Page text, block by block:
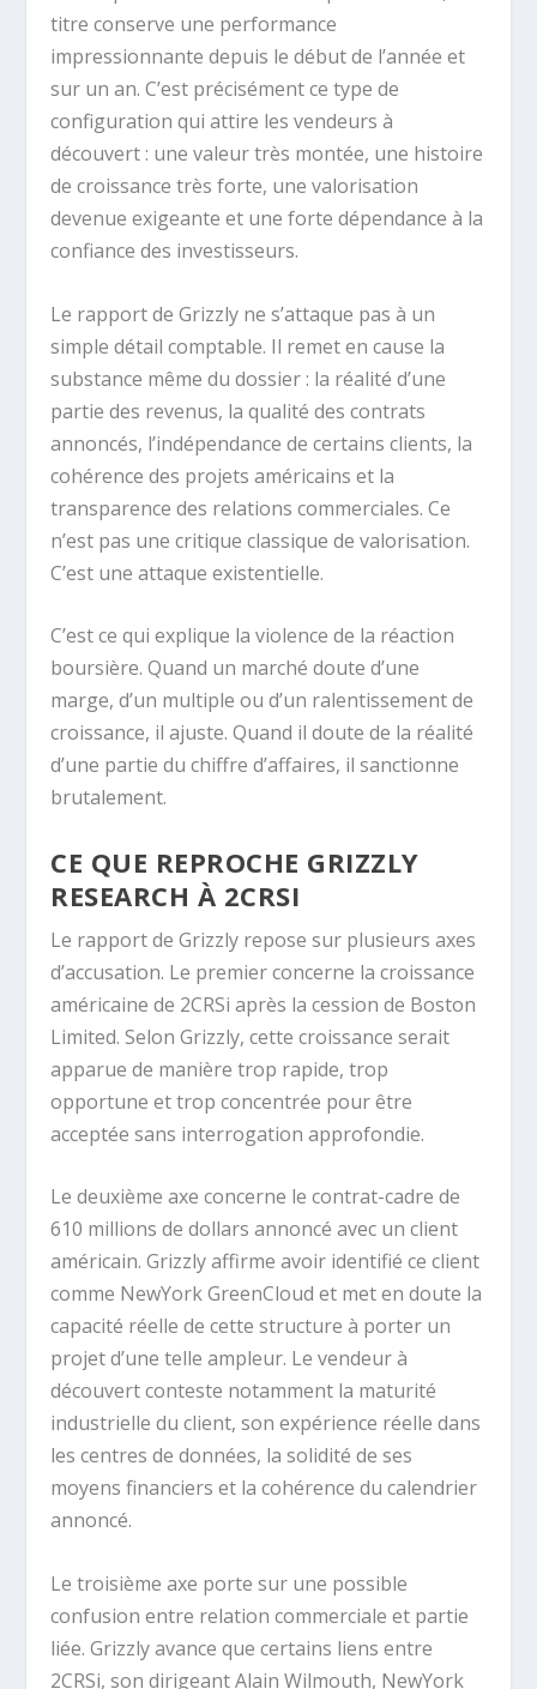
titre conserve une performance
impressionnante depuis le début de l’année et
sur un an. C’est précisément ce type de
configuration qui attire les vendeurs à
découvert : une valeur très montée, une histoire
de croissance très forte, une valorisation
devenue exigeante et une forte dépendance à la
confiance des investisseurs.
Le rapport de Grizzly ne s’attaque pas à un
simple détail comptable. Il remet en cause la
substance même du dossier : la réalité d’une
partie des revenus, la qualité des contrats
annoncés, l’indépendance de certains clients, la
cohérence des projets américains et la
transparence des relations commerciales. Ce
n’est pas une critique classique de valorisation.
C’est une attaque existentielle.
C’est ce qui explique la violence de la réaction
boursière. Quand un marché doute d’une
marge, d’un multiple ou d’un ralentissement de
croissance, il ajuste. Quand il doute de la réalité
d’une partie du chiffre d’affaires, il sanctionne
brutalement.
CE QUE REPROCHE GRIZZLY
RESEARCH À 2CRSI
Le rapport de Grizzly repose sur plusieurs axes
d’accusation. Le premier concerne la croissance
américaine de 2CRSi après la cession de Boston
Limited. Selon Grizzly, cette croissance serait
apparue de manière trop rapide, trop
opportune et trop concentrée pour être
acceptée sans interrogation approfondie.
Le deuxième axe concerne le contrat-cadre de
610 millions de dollars annoncé avec un client
américain. Grizzly affirme avoir identifié ce client
comme NewYork GreenCloud et met en doute la
capacité réelle de cette structure à porter un
projet d’une telle ampleur. Le vendeur à
découvert conteste notamment la maturité
industrielle du client, son expérience réelle dans
les centres de données, la solidité de ses
moyens financiers et la cohérence du calendrier
annoncé.
Le troisième axe porte sur une possible
confusion entre relation commerciale et partie
liée. Grizzly avance que certains liens entre
2CRSi, son dirigeant Alain Wilmouth, NewYork